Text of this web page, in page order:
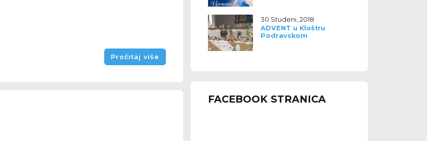
Pročitaj više
30 Studeni, 2018
ADVENT u Kloštru
Podravskom
FACEBOOK STRANICA